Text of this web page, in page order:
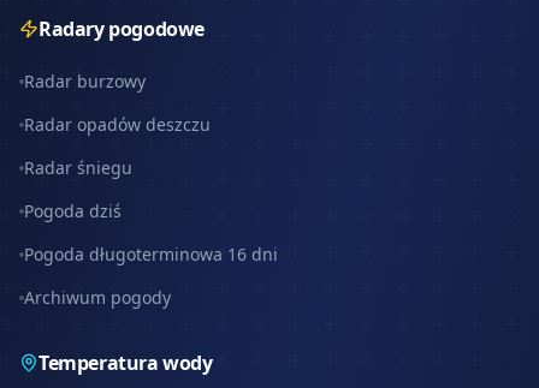
Radary pogodowe
Radar burzowy
Radar opadów deszczu
Radar śniegu
Pogoda dziś
Pogoda długoterminowa 16 dni
Archiwum pogody
Temperatura wody